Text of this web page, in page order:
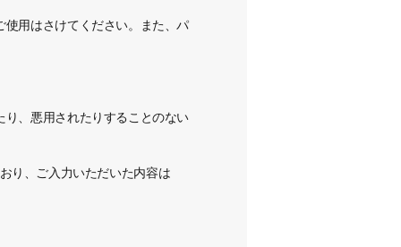
用はさけてください。 また、パ
、悪用されたりすることのない
り、ご入力いただいた内容は